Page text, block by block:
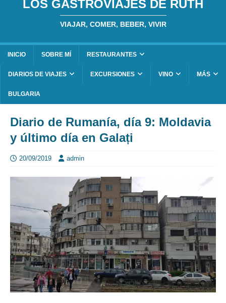
LOS GASTROVIAJES DE RUTH
VIAJAR, COMER, BEBER, VIVIR
INICIO SOBRE MÍ RESTAURANTES
DIARIOS DE VIAJES EXCURSIONES VINO MÁS
BULGARIA
Diario de Rumanía, día 9: Moldavia
y último día en Galați
20/09/2019 admin